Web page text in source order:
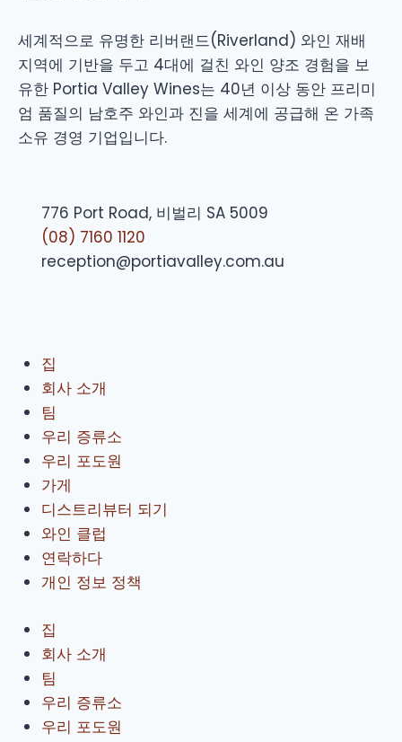
세계적으로 유명한 리버랜드(Riverland) 와인 재배
지역에 기반을 두고 4대에 걸친 와인 양조 경험을 보
유한 Portia Valley Wines는 40년 이상 동안 프리미
엄 품질의 남호주 와인과 진을 세계에 공급해 온 가족
소유 경영 기업입니다.
776 Port Road, 비벌리 SA 5009
(08) 7160 1120
reception@portiavalley.com.au
집
회사 소개
팀
우리 증류소
우리 포도원
가게
디스트리뷰터 되기
와인 클럽
연락하다
개인 정보 정책
집
회사 소개
팀
우리 증류소
우리 포도원